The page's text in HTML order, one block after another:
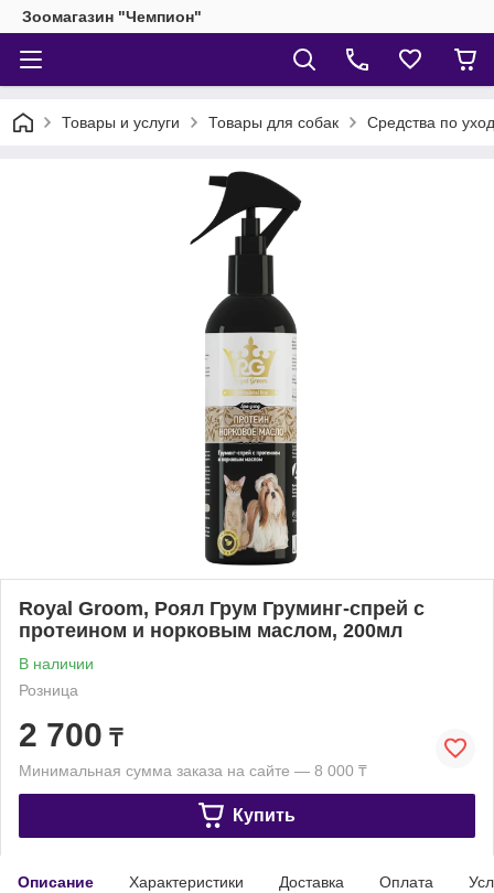
Зоомагазин "Чемпион"
Товары и услуги Товары для собак Средства по
Royal Groom, Роял Грум Груминг-спрей с
протеином и норковым маслом, 200мл
В наличии
Розница
2 700 ₸
Минимальная сумма заказа на сайте — 8 000 ₸
Купить
Описание Характеристики Доставка Оплата